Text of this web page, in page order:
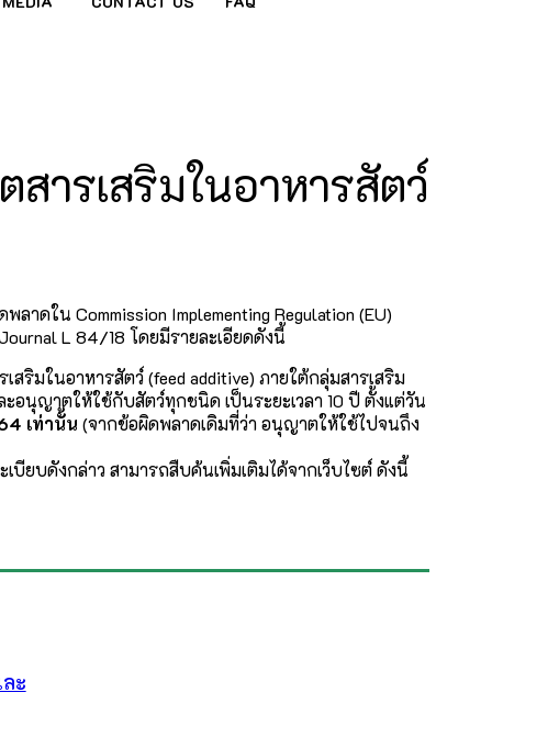
ารเสริมในอาหารสัตว์
าดใน Commission Implementing Regulation (EU)
L 84/18 โดยมีรายละเอียดดังนี้
สริมในอาหารสัตว์ (feed additive) ภายใต้กลุ่มสารเสริม
อนุญาตให้ใช้กับสัตว์ทุกชนิด เป็นระยะเวลา 10 ปี ตั้งแต่วัน
เท่านั้น (จากข้อผิดพลาดเดิมที่ว่า อนุญาตให้ใช้ไปจนถึง
ยบดังกล่าว สามารถสืบค้นเพิ่มเติมได้จากเว็บไซต์ ดังนี้
ะ